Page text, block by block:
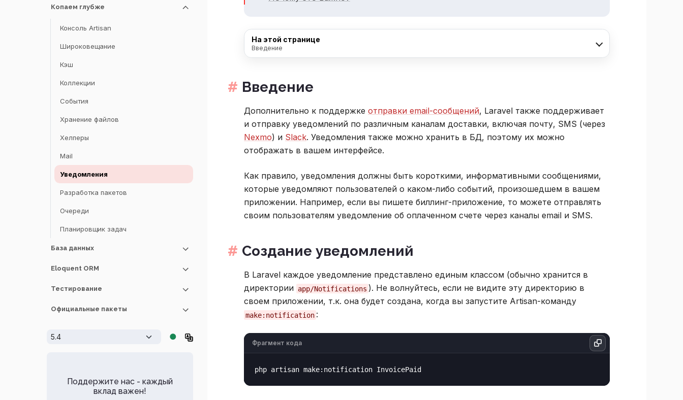
CSRF-защита
Локализация
Authentication
API аутентификация
Авторизация
Шифрование
Хеширование
Сброс пароля
Копаем глубже
Консоль Artisan
Широковещание
Кэш
Коллекции
События
Хранение файлов
Хелперы
Mail
Уведомления
Разработка пакетов
Очереди
Планировщик задач
База данных
Основы работы
Конструктор запросов
Загрузка начальных данных
Eloquent ORM
Начало работы
Отношения
Тестирование
Начало работы
Мокинг
Официальные пакеты
Scout
●
Поддержите нас - каждый
вклад важен!
На этой странице
Введение
Введение
Дополнительно к поддержке отправки email-сообщений, Laravel также поддерживает
и отправку уведомлений по различным каналам доставки, включая почту, SMS (через
Nexmo) и Slack. Уведомления также можно хранить в БД, поэтому их можно
отображать в вашем интерфейсе.
Как правило, уведомления должны быть короткими, информативными сообщениями,
которые уведомляют пользователей о каком-либо событий, произошедшем в вашем
приложении. Например, если вы пишете биллинг-приложение, то можете отправлять
своим пользователям уведомление об оплаченном счете через каналы email и SMS.
Создание уведомлений
В Laravel каждое уведомление представлено единым классом (обычно хранится в
директории app/Notifications ). Не волнуйтесь, если не видите эту директорию в
своем приложении, т.к. она будет создана, когда вы запустите Artisan-команду
make:notification :
Фрагмент кода